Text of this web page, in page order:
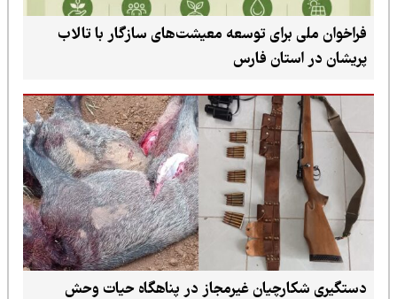
فراخوان ملی برای توسعه معیشت‌های سازگار با تالاب
پریشان در استان فارس
دستگیری شکارچیان غیرمجاز در پناهگاه حیات وحش